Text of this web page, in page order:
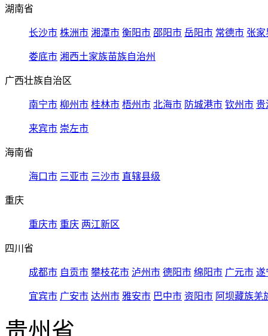
湖南省
长沙市 株洲市 湘潭市 衡阳市 邵阳市 岳阳市 常德市 张家
娄底市 湘西土家族苗族自治州
广西壮族自治区
南宁市 柳州市 桂林市 梧州市 北海市 防城港市 钦州市 贵
来宾市 崇左市
海南省
海口市 三亚市 三沙市 直辖县级
重庆
重庆市 重庆 两江新区
四川省
成都市 自贡市 攀枝花市 泸州市 德阳市 绵阳市 广元市 遂
宜宾市 广安市 达州市 雅安市 巴中市 资阳市 阿坝藏族羌